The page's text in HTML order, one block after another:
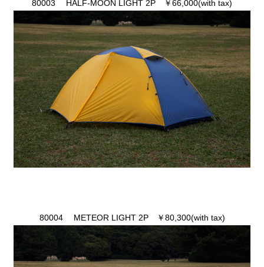
80003 HALF-MOON LIGHT 2P ￥66,000(with tax)
80004 METEOR LIGHT 2P ￥80,300(with tax)